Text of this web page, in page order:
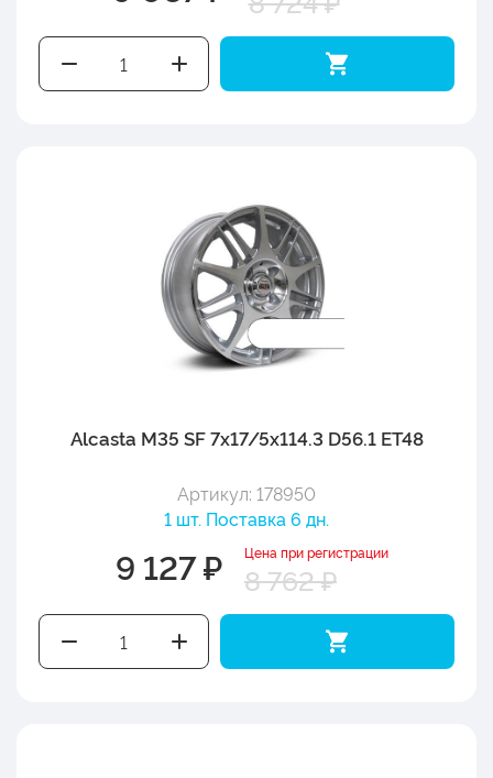
Alcasta M35 SF 7x17/5x114.3 D56.1 ET48
Артикул: 178950
1 шт. Поставка 6 дн.
9 127 ₽ Цена при регистрации
8 762 ₽